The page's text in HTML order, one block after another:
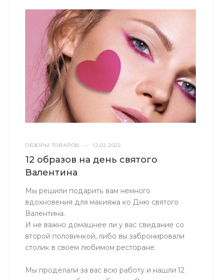
ОБЗОРЫ ТОВАРОВ — 12.02.2022
12 образов на день святого
Валентина
Мы решили подарить вам немного
вдохновения для макияжа ко Дню святого
Валентина.
И не важно домашнее ли у вас свидание со
второй половинкой, либо вы забронировали
столик в своем любимом ресторане.
Мы проделали за вас всю работу и нашли 12